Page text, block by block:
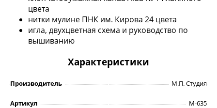
цвета
нитки мулине ПНК им. Кирова 24 цвета
игла, двухцветная схема и руководство по
вышиванию
Характеристики
Производитель М.П. Студия
Артикул М-635